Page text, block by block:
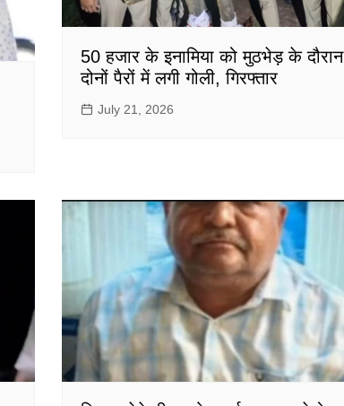
50 हजार के इनामिया को मुठभेड़ के दौरान
दोनों पैरों में लगी गोली, गिरफ्तार
July 21, 2026